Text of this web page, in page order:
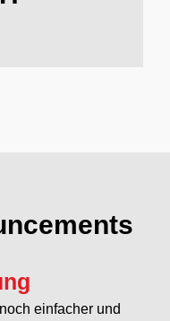
einfacher und